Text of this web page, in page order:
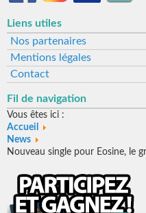
Liens utiles
Nos partenaires
Mentions légales
Contact
Fil de navigation
Vous êtes ici :
Accueil
News
Nouveau single pour Eosine, le